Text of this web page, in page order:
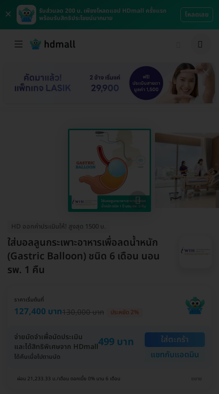
×
รับส่วนลด 200 บ. เพียงโหลดแอป HDmall ครั้งแรก
พร้อมรับสิทธิประโยชน์มากมาย
โหลดเลย
HD ออกค่าประเมินให้! สูงสุด 1500 บ.
ใส่บอลลูนกระเพาะอาหารเพื่อลดน้ำหนัก
(Gastric Balloon) ชนิด 6 เดือน นอน
รพ. 1 คืน
ราคาเริ่มต้นที่
127,400 บาท130,000 บาท ประหยัด 2%
จ่ายมัดจำเพื่อนัดประเมิน
และได้สิทธิพิเศษจาก HDmall499 บาท
ได้คืนเมื่อไปตามนัด
ใส่ตะกร้า
แชทกับแอดมิน
ผ่อน 21,233.33 บ./เดือน ดอกเบี้ย 0% นาน 6 เดือน ขยาย